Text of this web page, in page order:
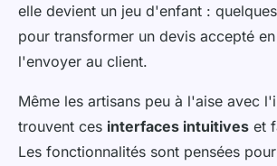
elle devient un jeu d'enfant :
pour transformer un devis accepté
l'envoyer au client.
Même les artisans peu à l'aise avec
trouvent ces interfaces intuitives et
Les fonctionnalités sont pensées